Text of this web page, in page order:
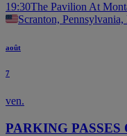
19:30The Pavilion At
Scranton,
août
7
ven.
PARKING